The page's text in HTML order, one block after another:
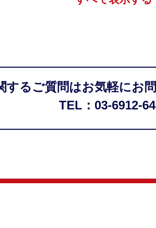
するご質問はお気軽にお
TEL：03-6912-